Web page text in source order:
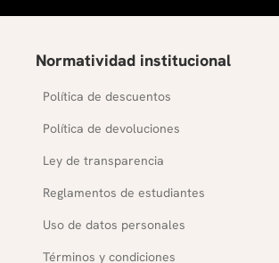
Normatividad institucional
Política de descuentos
Política de devoluciones
Ley de transparencia
Reglamentos de estudiantes
Uso de datos personales
Términos y condiciones